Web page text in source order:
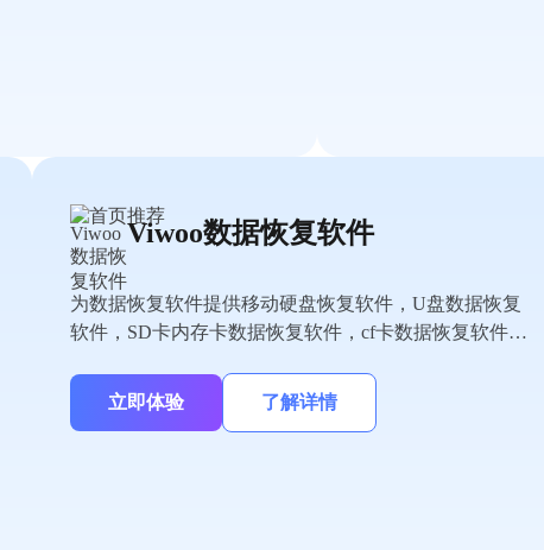
Viwoo数据恢复软件
为数据恢复软件提供移动硬盘恢复软件，U盘数据恢复
软件，SD卡内存卡数据恢复软件，cf卡数据恢复软件，
笔，数码相机，PC/笔记本电脑恢复软件免费版等数据恢
复软件下载。
立即体验 了解详情